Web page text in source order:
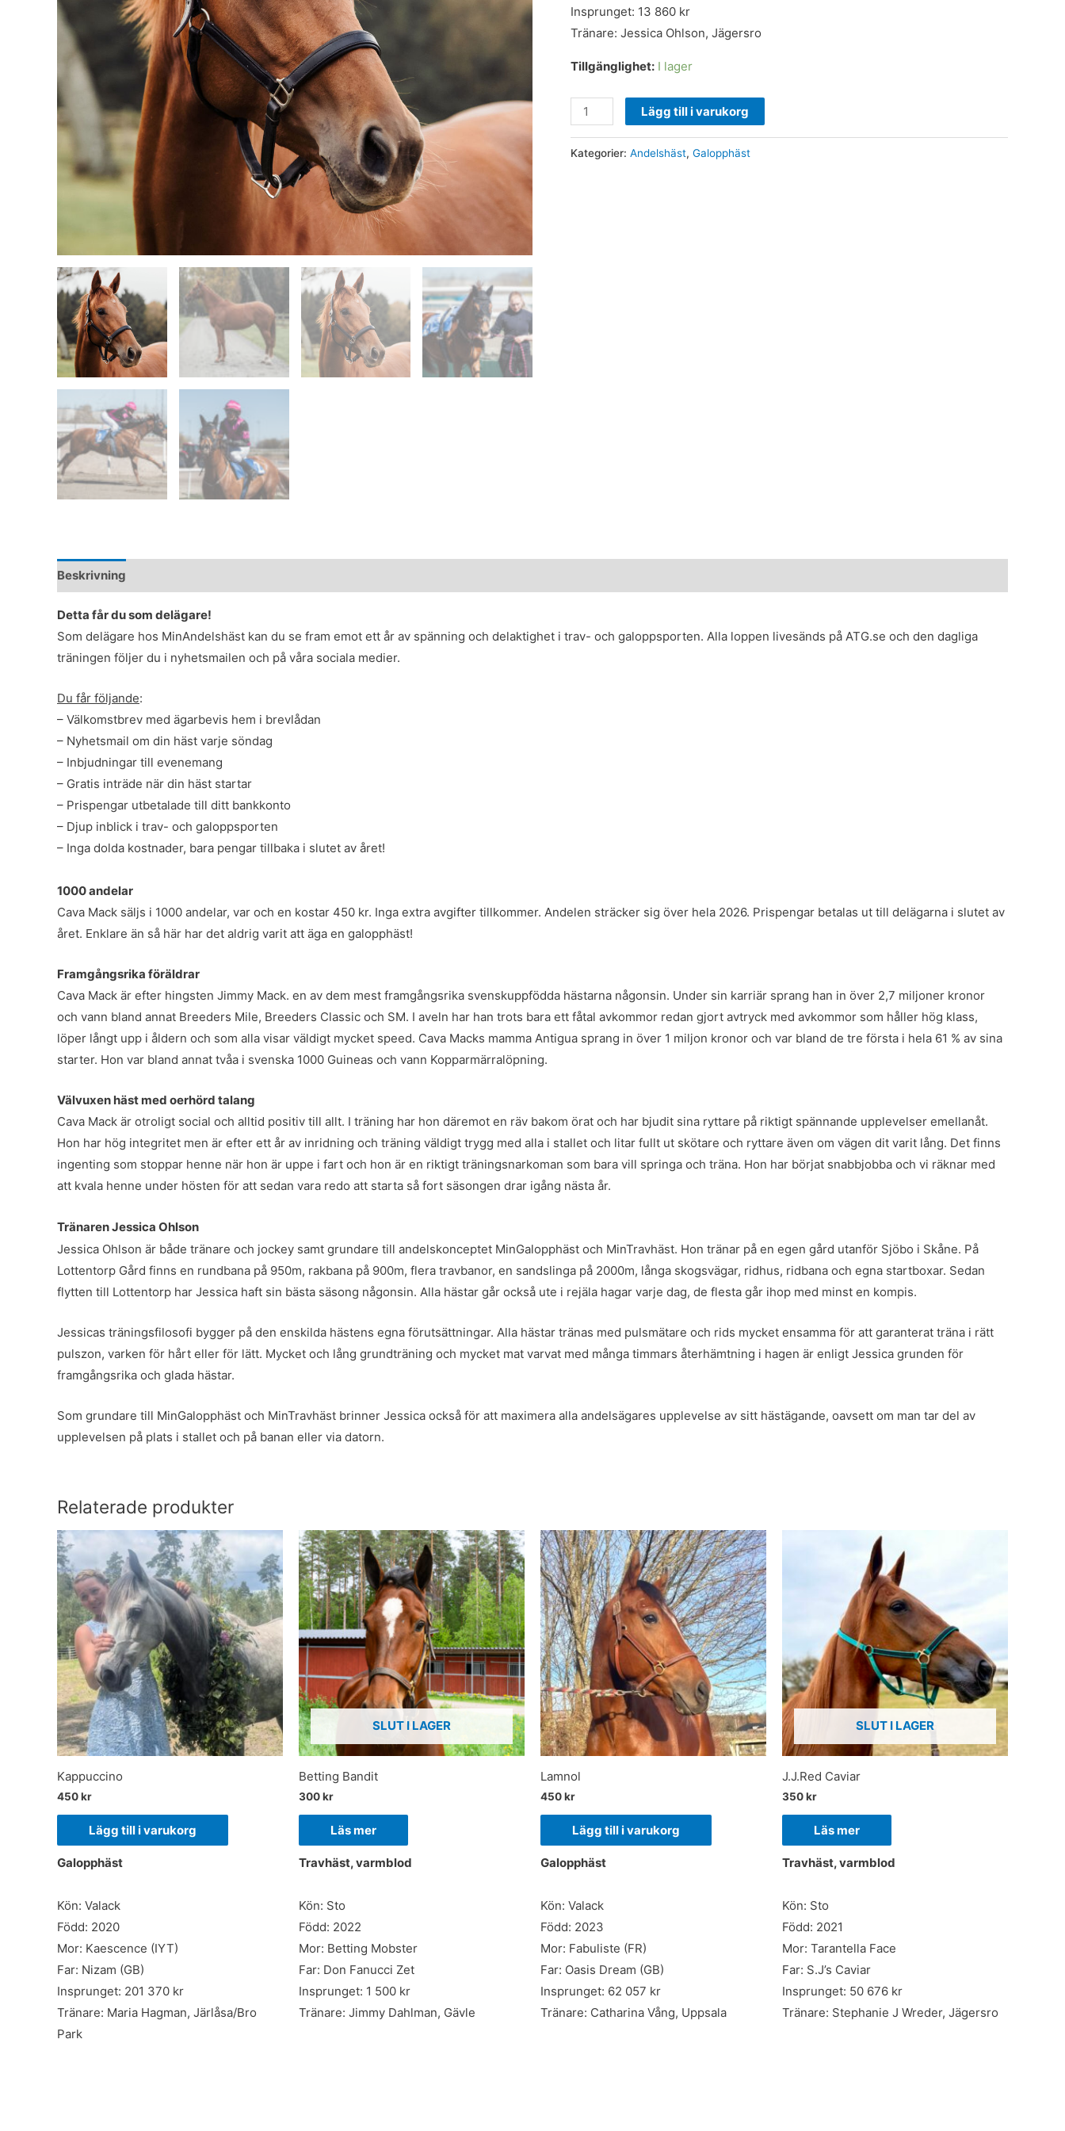
Insprunget: 13 860 kr
Tränare: Jessica Ohlson, Jägersro
Tillgänglighet: I lager
Lägg till i varukorg
Kategorier: Andelshäst, Galopphäst
Beskrivning
Detta får du som delägare!
Som delägare hos MinAndelshäst kan du se fram emot ett år av spänning och delaktighet i trav- och galoppsporten. Alla loppen livesänds på ATG.se och den dagliga
träningen följer du i nyhetsmailen och på våra sociala medier.
Du får följande:
– Välkomstbrev med ägarbevis hem i brevlådan
– Nyhetsmail om din häst varje söndag
– Inbjudningar till evenemang
– Gratis inträde när din häst startar
– Prispengar utbetalade till ditt bankkonto
– Djup inblick i trav- och galoppsporten
– Inga dolda kostnader, bara pengar tillbaka i slutet av året!
1000 andelar
Cava Mack säljs i 1000 andelar, var och en kostar 450 kr. Inga extra avgifter tillkommer. Andelen sträcker sig över hela 2026. Prispengar betalas ut till delägarna i slutet av
året. Enklare än så här har det aldrig varit att äga en galopphäst!
Framgångsrika föräldrar
Cava Mack är efter hingsten Jimmy Mack. en av dem mest framgångsrika svenskuppfödda hästarna någonsin. Under sin karriär sprang han in över 2,7 miljoner kronor
och vann bland annat Breeders Mile, Breeders Classic och SM. I aveln har han trots bara ett fåtal avkommor redan gjort avtryck med avkommor som håller hög klass,
löper långt upp i åldern och som alla visar väldigt mycket speed. Cava Macks mamma Antigua sprang in över 1 miljon kronor och var bland de tre första i hela 61 % av sina
starter. Hon var bland annat tvåa i svenska 1000 Guineas och vann Kopparmärralöpning.
Välvuxen häst med oerhörd talang
Cava Mack är otroligt social och alltid positiv till allt. I träning har hon däremot en räv bakom örat och har bjudit sina ryttare på riktigt spännande upplevelser emellanåt.
Hon har hög integritet men är efter ett år av inridning och träning väldigt trygg med alla i stallet och litar fullt ut skötare och ryttare även om vägen dit varit lång. Det finns
ingenting som stoppar henne när hon är uppe i fart och hon är en riktigt träningsnarkoman som bara vill springa och träna. Hon har börjat snabbjobba och vi räknar med
att kvala henne under hösten för att sedan vara redo att starta så fort säsongen drar igång nästa år.
Tränaren Jessica Ohlson
Jessica Ohlson är både tränare och jockey samt grundare till andelskonceptet MinGalopphäst och MinTravhäst. Hon tränar på en egen gård utanför Sjöbo i Skåne. På
Lottentorp Gård finns en rundbana på 950m, rakbana på 900m, flera travbanor, en sandslinga på 2000m, långa skogsvägar, ridhus, ridbana och egna startboxar. Sedan
flytten till Lottentorp har Jessica haft sin bästa säsong någonsin. Alla hästar går också ute i rejäla hagar varje dag, de flesta går ihop med minst en kompis.
Jessicas träningsfilosofi bygger på den enskilda hästens egna förutsättningar. Alla hästar tränas med pulsmätare och rids mycket ensamma för att garanterat träna i rätt
pulszon, varken för hårt eller för lätt. Mycket och lång grundträning och mycket mat varvat med många timmars återhämtning i hagen är enligt Jessica grunden för
framgångsrika och glada hästar.
Som grundare till MinGalopphäst och MinTravhäst brinner Jessica också för att maximera alla andelsägares upplevelse av sitt hästägande, oavsett om man tar del av
upplevelsen på plats i stallet och på banan eller via datorn.
Relaterade produkter
Kappuccino
450kr
Lägg till i varukorg
Galopphäst
Kön: Valack
Född: 2020
Mor: Kaescence (IYT)
Far: Nizam (GB)
Insprunget: 201 370 kr
Tränare: Maria Hagman, Järlåsa/Bro
Park
SLUT I LAGER
Betting Bandit
300kr
Läs mer
Travhäst, varmblod
Kön: Sto
Född: 2022
Mor: Betting Mobster
Far: Don Fanucci Zet
Insprunget: 1 500 kr
Tränare: Jimmy Dahlman, Gävle
Lamnol
450kr
Lägg till i varukorg
Galopphäst
Kön: Valack
Född: 2023
Mor: Fabuliste (FR)
Far: Oasis Dream (GB)
Insprunget: 62 057 kr
Tränare: Catharina Vång, Uppsala
SLUT I LAGER
J.J.Red Caviar
350kr
Läs mer
Travhäst, varmblod
Kön: Sto
Född: 2021
Mor: Tarantella Face
Far: S.J’s Caviar
Insprunget: 50 676 kr
Tränare: Stephanie J Wreder, Jägersro